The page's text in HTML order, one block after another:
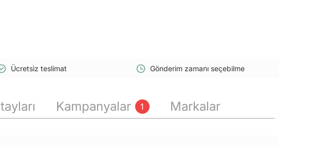
Ücretsiz teslimat Gönderim zamanı seçebilme
Kampanyalar 1 Markalar